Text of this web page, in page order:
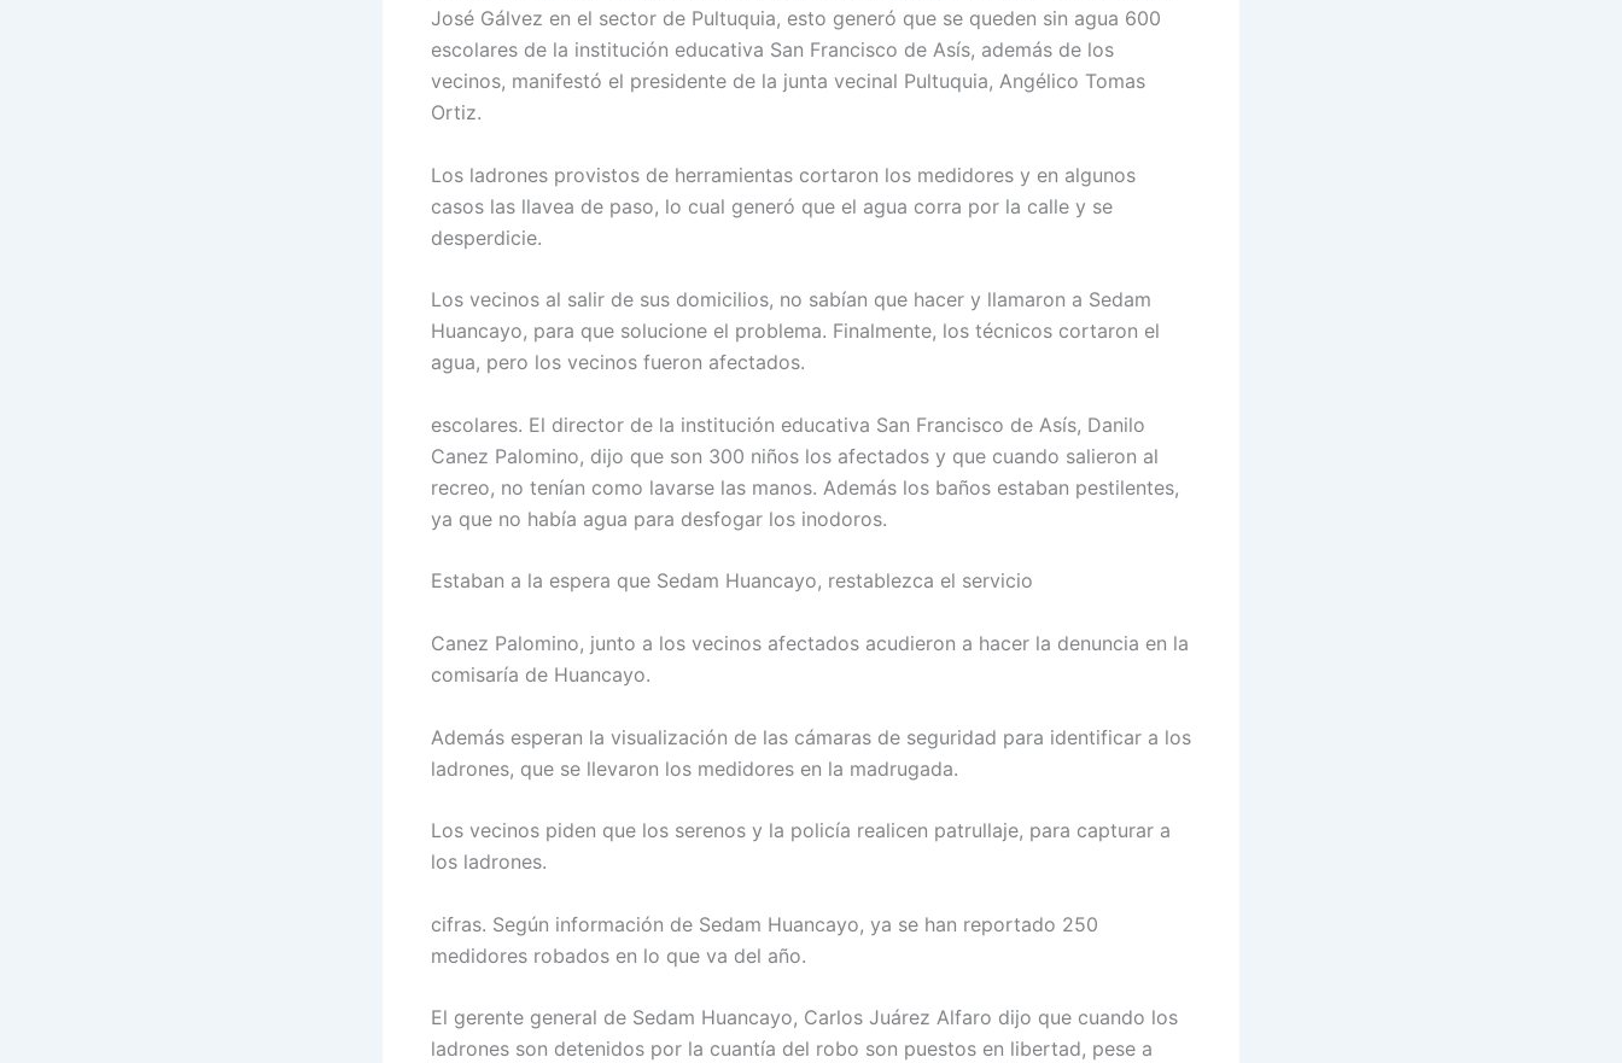
José Gálvez en el sector de Pultuquia, esto generó que se queden sin agua 600
escolares de la institución educativa San Francisco de Asís, además de los
vecinos, manifestó el presidente de la junta vecinal Pultuquia, Angélico Tomas
Ortiz.
Los ladrones provistos de herramientas cortaron los medidores y en algunos
casos las llavea de paso, lo cual generó que el agua corra por la calle y se
desperdicie.
Los vecinos al salir de sus domicilios, no sabían que hacer y llamaron a Sedam
Huancayo, para que solucione el problema. Finalmente, los técnicos cortaron el
agua, pero los vecinos fueron afectados.
escolares. El director de la institución educativa San Francisco de Asís, Danilo
Canez Palomino, dijo que son 300 niños los afectados y que cuando salieron al
recreo, no tenían como lavarse las manos. Además los baños estaban pestilentes,
ya que no había agua para desfogar los inodoros.
Estaban a la espera que Sedam Huancayo, restablezca el servicio
Canez Palomino, junto a los vecinos afectados acudieron a hacer la denuncia en la
comisaría de Huancayo.
Además esperan la visualización de las cámaras de seguridad para identificar a los
ladrones, que se llevaron los medidores en la madrugada.
Los vecinos piden que los serenos y la policía realicen patrullaje, para capturar a
los ladrones.
cifras. Según información de Sedam Huancayo, ya se han reportado 250
medidores robados en lo que va del año.
El gerente general de Sedam Huancayo, Carlos Juárez Alfaro dijo que cuando los
ladrones son detenidos por la cuantía del robo son puestos en libertad, pese a